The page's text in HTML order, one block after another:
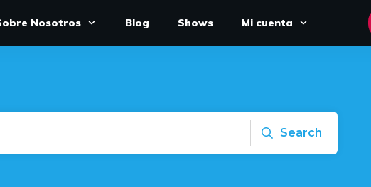
Nosotros Blog Shows Mi cuenta
Search